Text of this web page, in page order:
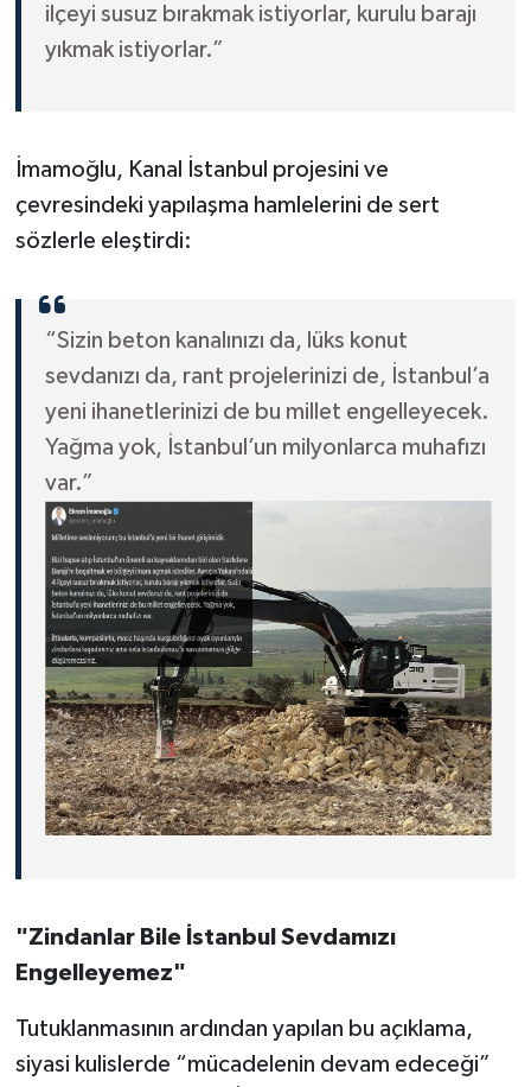
ilçeyi susuz bırakmak istiyorlar, kurulu barajı
yıkmak istiyorlar.”
İmamoğlu, Kanal İstanbul projesini ve
çevresindeki yapılaşma hamlelerini de sert
sözlerle eleştirdi:
“Sizin beton kanalınızı da, lüks konut
sevdanızı da, rant projelerinizi de, İstanbul’a
yeni ihanetlerinizi de bu millet engelleyecek.
Yağma yok, İstanbul’un milyonlarca muhafızı
var.”
"Zindanlar Bile İstanbul Sevdamızı
Engelleyemez"
Tutuklanmasının ardından yapılan bu açıklama,
siyasi kulislerde “mücadelenin devam edeceği”